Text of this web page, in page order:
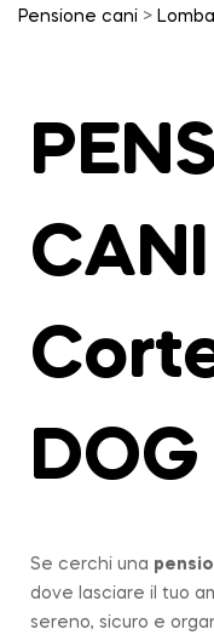
Pensione cani >
CANI
DOG
Se cerchi una
dove lasciare il tuo
sereno, sicuro e